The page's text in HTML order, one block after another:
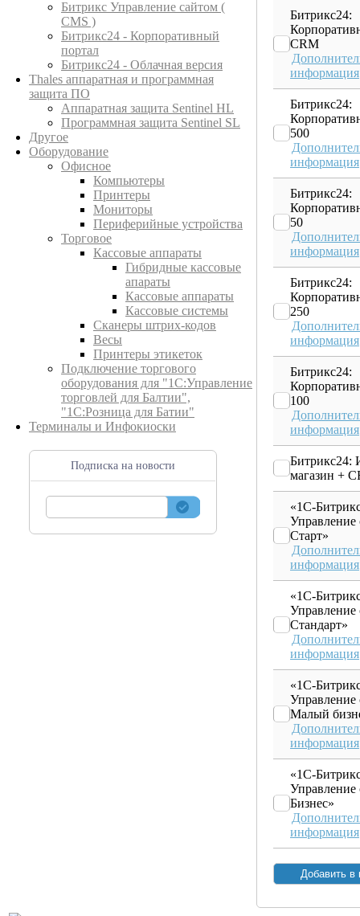
Битрикс Управление сайтом (
CMS )
Битрикс24 - Корпоративный
портал
Битрикс24 - Облачная версия
Thales аппаратная и программная
защита ПО
Аппаратная защита Sentinel HL
Программная защита Sentinel SL
Другое
Оборудование
Офисное
Компьютеры
Принтеры
Мониторы
Периферийные устройства
Торговое
Кассовые аппараты
Гибридные кассовые
апараты
Кассовые аппараты
Кассовые системы
Сканеры штрих-кодов
Весы
Принтеры этикеток
Подключение торгового
оборудования для "1С:Управление
торговлей для Балтии",
"1С:Розница для Батии"
Терминалы и Инфокиоски
Подписка на новости
Битрикс24:
CRM
информация
Битрикс24:
500
информация
Битрикс24:
50
информация
Битрикс24:
250
информация
Битрикс24:
100
информация
Битрикс24:
магазин +
«1С-
Управление
Старт»
информация
«1С-
Управление
Стандарт»
информация
«1С-
Управление
Малый
информация
«1С-
Управление
Бизнес»
информация